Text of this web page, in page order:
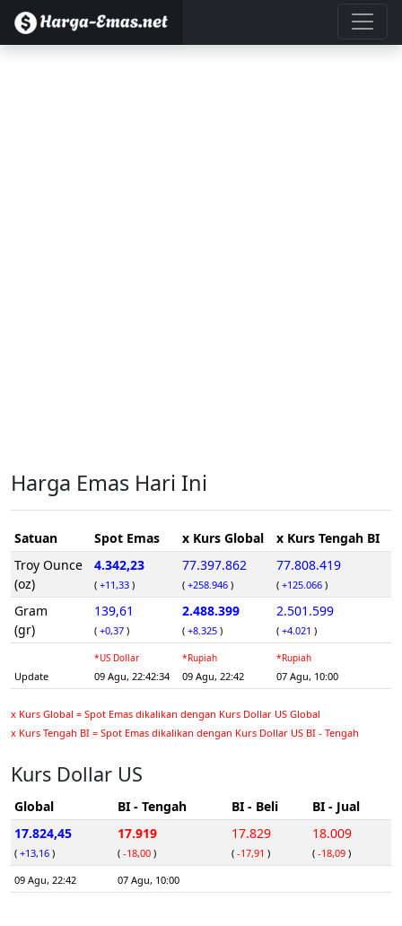
Harga Emas Hari Ini
Satuan Spot Emas x Kurs Global
x Kurs Tengah BI
Troy Ounce
(oz)
4.342,23
( +11,33 )
77.397.862
( +258.946 )
77.808.419
( +125.066 )
Gram
(gr)
139,61
( +0,37 )
2.488.399
( +8.325 )
2.501.599
( +4.021 )
Update
*US Dollar
09 Agu, 22:42:34
*Rupiah
09 Agu, 22:42
*Rupiah
07 Agu, 10:00
x Kurs Global = Spot Emas dikalikan dengan Kurs Dollar US Global
x Kurs Tengah BI = Spot Emas dikalikan dengan Kurs Dollar US BI - Tengah
Kurs Dollar US
Global BI - Tengah BI - Beli
BI - Jual
17.824,45
( +13,16 )
17.919
( -18,00 )
17.829
( -17,91 )
18.009
( -18,09 )
09 Agu, 22:42
07 Agu, 10:00